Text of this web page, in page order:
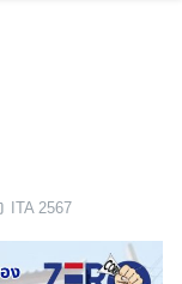
ITA 2567